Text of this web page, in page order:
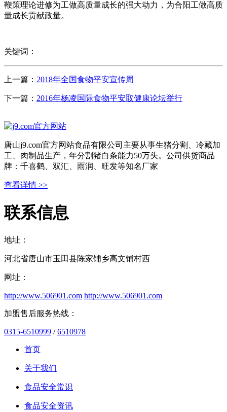
鞭策理论进修为工做高质量成长的强大动力，为合阳工做高质
量成长贡献政量。
关键词：
上一篇： 2018年全国食物平安宣传周
下一篇： 2016年杨凌国际食物平安取健康论坛举行
唐山j9.com官方网站食品有限公司主要从事生猪分割、冷藏加
工、肉制品生产，年分割猪白条能力50万头。公司供货商品
牌：千喜鹤、双汇、雨润、旺发等知名厂家
查看详情 >>
联系信息
地址：
河北省唐山市玉田县陈家铺乡高文铺村西
网址：
http://www.506901.com http://www.506901.com
加盟售后服务热线：
0315-6510999 /6510978
首页
关于我们
食品安全常识
食品安全资讯